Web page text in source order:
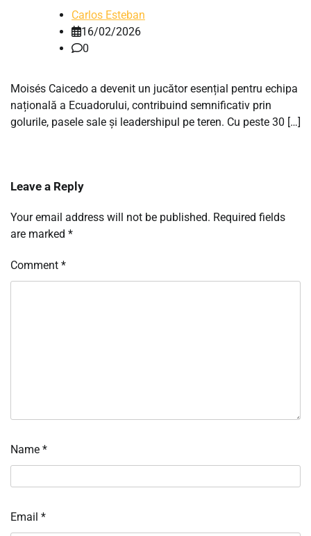
Carlos Esteban
16/02/2026
0
Moisés Caicedo a devenit un jucător esențial pentru echipa
națională a Ecuadorului, contribuind semnificativ prin
golurile, pasele sale și leadershipul pe teren. Cu peste 30 […]
Leave a Reply
Your email address will not be published. Required fields
are marked *
Comment *
Name *
Email *